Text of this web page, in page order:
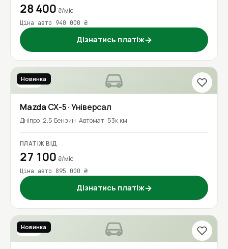
28 400 ₴/міс
Ціна авто 940 000 ₴
Дізнатись платіж→
2023
Новинка
Mazda CX-5· Універсал
Дніпро 2.5 Бензин Автомат 53к км
ПЛАТІЖ ВІД
27 100 ₴/міс
Ціна авто 895 000 ₴
Дізнатись платіж→
2016
Новинка